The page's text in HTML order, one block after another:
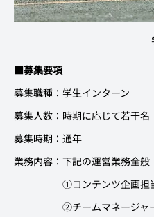
■募集要項
募集職種：学生インターン
募集人数：時期に応じて若干名
募集時期：通年
業務内容：下記の運営業務全般
①コンテンツ企画担当（
②チームマネージャ